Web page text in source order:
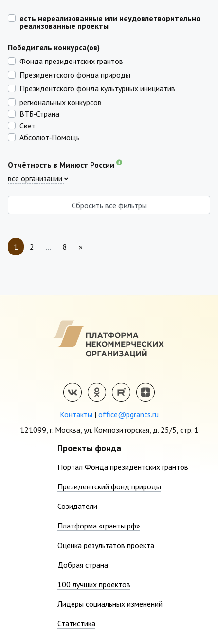
есть нереализованные или неудовлетворительно
реализованные проекты
Победитель конкурса(ов)
Фонда президентских грантов
Президентского фонда природы
Президентского фонда культурных инициатив
региональных конкурсов
ВТБ‑Страна
Свет
Абсолют‑Помощь
Отчётность в Минюст России
все организации
Сбросить все фильтры
1 2 … 8 »
Контакты | office@pgrants.ru
121099, г. Москва, ул. Композиторская, д. 25/5, стр. 1
Проекты фонда
Портал Фонда президентских грантов
Президентский фонд природы
Созидатели
Платформа «гранты.рф»
Оценка результатов проекта
Добрая страна
100 лучших проектов
Лидеры социальных изменений
Статистика